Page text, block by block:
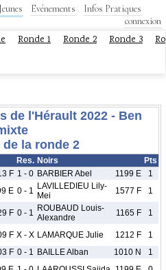
Jeunes Evénements
Infos Pratiques
connexion
Ronde 1 Ronde 2 Ronde 3
de l'Hérault 2022 - Ben
la ronde 2
Res. Noirs
Pts
F 1 - 0 BARBIER Abel 1199 E
1
E 0 - 1 LAVILLEDIEU Lily-
Mei
1577 F 1
F 0 - 1 ROUBAUD Louis-
Alexandre
1165 F 1
F X - X LAMARQUE Julie 1212 F
1
F 0 - 1 BAILLE Alban 1010 N
1